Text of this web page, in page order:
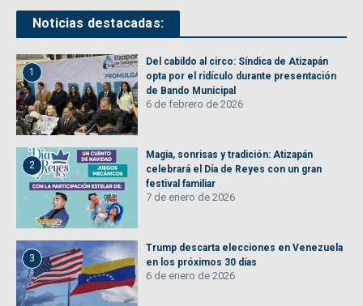
Noticias destacadas:
1
Del cabildo al circo: Síndica de Atizapán
opta por el ridículo durante presentación
de Bando Municipal
6 de febrero de 2026
2
Magia, sonrisas y tradición: Atizapán
celebrará el Día de Reyes con un gran
festival familiar
7 de enero de 2026
3
Trump descarta elecciones en Venezuela
en los próximos 30 días
6 de enero de 2026